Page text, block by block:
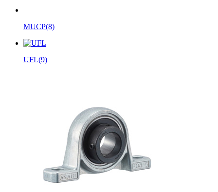
MUCP(8)
UFL(9)